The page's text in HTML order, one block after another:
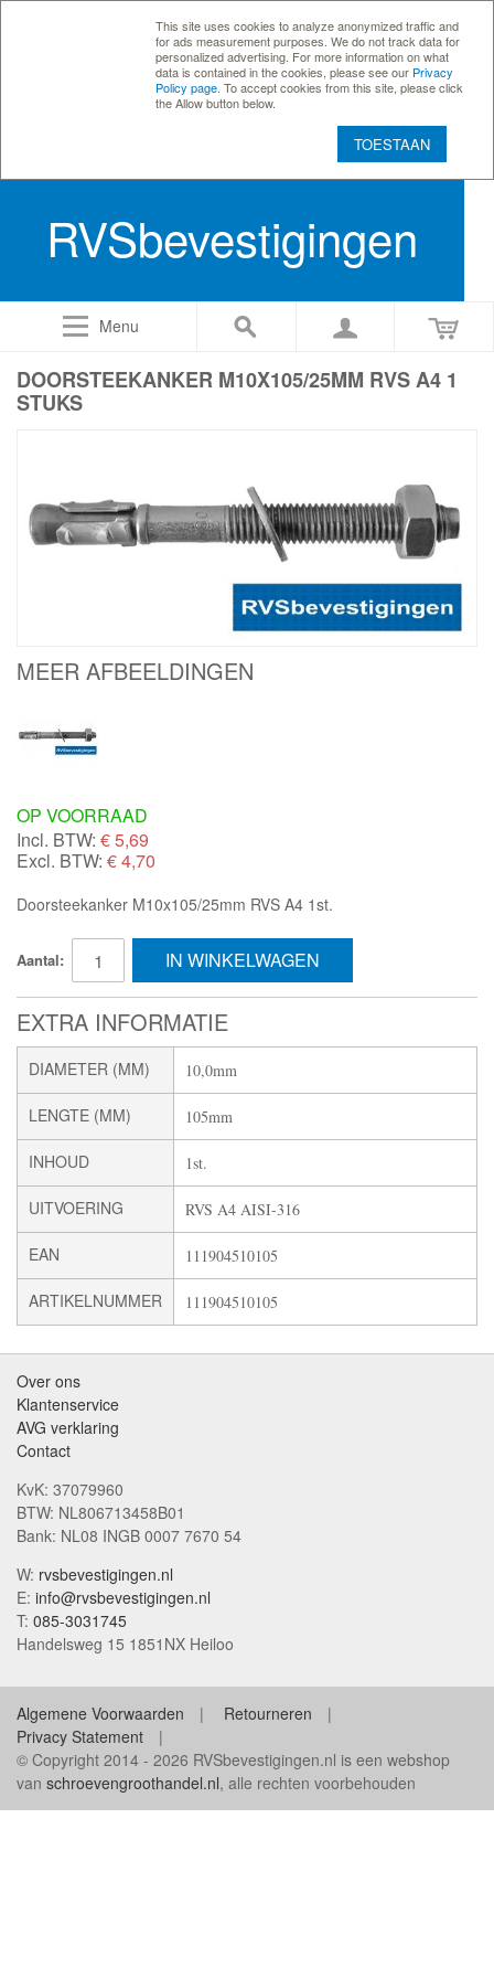
This site uses cookies to analyze anonymized traffic and
for ads measurement purposes. We do not track data for
personalized advertising. For more information on what
data is contained in the cookies, please see our Privacy
Policy page . To accept cookies from this site, please click
the Allow button below.
TOESTAAN
RVSbevestigingen
Menu
DOORSTEEKANKER M10X105/25MM RVS A4 1
STUKS
MEER AFBEELDINGEN
OP VOORRAAD
Incl. BTW: €5,69
Excl. BTW: € 4,70
Doorsteekanker M10x105/25mm RVS A4 1st.
Aantal: IN WINKELWAGEN
EXTRA INFORMATIE
DIAMETER (MM) 10,0mm
LENGTE (MM) 105mm
INHOUD 1st.
UITVOERING RVS A4 AISI-316
EAN 111904510105
ARTIKELNUMMER 111904510105
Over ons
Klantenservice
AVG verklaring
Contact
KvK: 37079960
BTW: NL806713458B01
Bank: NL08 INGB 0007 7670 54
W: rvsbevestigingen.nl
E: info@rvsbevestigingen.nl
T: 085-3031745
Handelsweg 15 1851NX Heiloo
Algemene Voorwaarden
Retourneren
Privacy Statement
© Copyright 2014 - 2026 RVSbevestigingen.nl is een webshop
van schroevengroothandel.nl, alle rechten voorbehouden